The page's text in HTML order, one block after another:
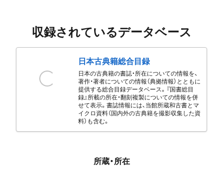
収録されているデータベース
日本古典籍総合目録
日本の古典籍の書誌・所在についての情報を、
著作・著者についての情報（典拠情報）とともに
提供する総合目録データベース。『国書総目
録』所載の所在・翻刻複製についての情報を併
せて表示。書誌情報には、当館所蔵和古書とマ
イクロ資料（国内外の古典籍を撮影収集した資
料）も含む。
所蔵・所在